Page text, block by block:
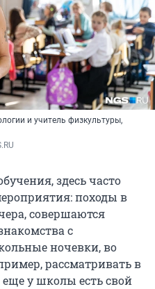
и учитель физкультуры,
здесь часто
походы в
совершаются
с
ночевки, во
рассматривать в
еще у школы есть свой